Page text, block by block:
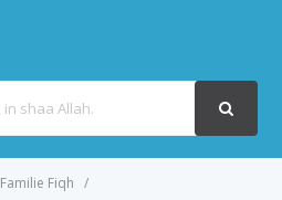
Familie Fiqh